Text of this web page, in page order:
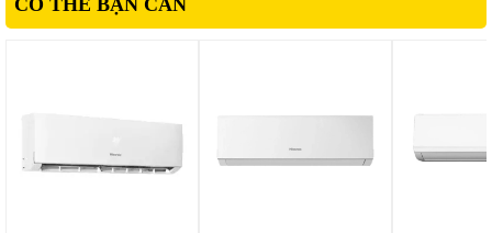
lạnh thế hệ mới có hiệu suất trao đổi nhiệt cao hơn so với
CÓ THỂ BẠN CẦN